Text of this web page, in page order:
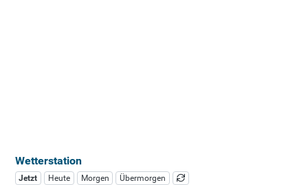
Wetterstation
Jetzt Heute Morgen Übermorgen